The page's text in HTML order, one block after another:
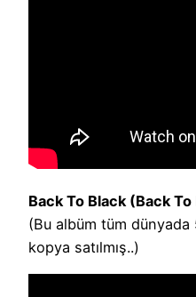
Back To Black (Back
(Bu albüm tüm
kopya satılmış..)